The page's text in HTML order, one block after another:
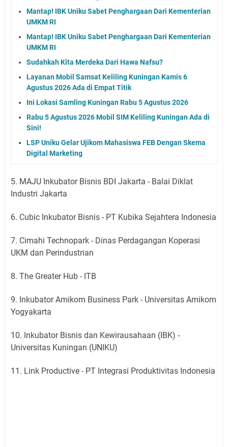
Mantap! IBK Uniku Sabet Penghargaan Dari Kementerian
UMKM RI
Mantap! IBK Uniku Sabet Penghargaan Dari Kementerian
UMKM RI
Sudahkah Kita Merdeka Dari Hawa Nafsu?
Layanan Mobil Samsat Keliling Kuningan Kamis 6
Agustus 2026 Ada di Empat Titik
Ini Lokasi Samling Kuningan Rabu 5 Agustus 2026
Rabu 5 Agustus 2026 Mobil SIM Keliling Kuningan Ada di
Sini!
LSP Uniku Gelar Ujikom Mahasiswa FEB Dengan Skema
Digital Marketing
5. MAJU Inkubator Bisnis BDI Jakarta - Balai Diklat
Industri Jakarta
6. Cubic Inkubator Bisnis - PT Kubika Sejahtera Indonesia
7. Cimahi Technopark - Dinas Perdagangan Koperasi
UKM dan Perindustrian
8. The Greater Hub - ITB
9. Inkubator Amikom Business Park - Universitas Amikom
Yogyakarta
10. Inkubator Bisnis dan Kewirausahaan (IBK) -
Universitas Kuningan (UNIKU)
11. Link Productive - PT Integrasi Produktivitas Indonesia